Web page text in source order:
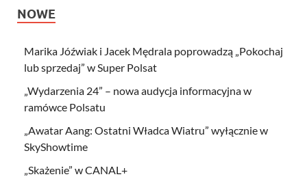
NOWE
Marika Jóźwiak i Jacek Mędrala poprowadzą „Pokochaj
lub sprzedaj” w Super Polsat
„Wydarzenia 24” – nowa audycja informacyjna w
ramówce Polsatu
„Awatar Aang: Ostatni Władca Wiatru” wyłącznie w
SkyShowtime
„Skażenie” w CANAL+